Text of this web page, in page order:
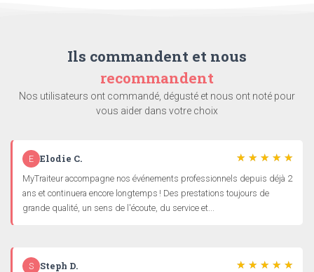
Ils commandent et nous
recommandent
Nos utilisateurs ont commandé, dégusté et nous ont noté pour
vous aider dans votre choix
E Elodie C.
MyTraiteur accompagne nos événements professionnels depuis déjà 2
ans et continuera encore longtemps ! Des prestations toujours de
grande qualité, un sens de l'écoute, du service et...
S Steph D.